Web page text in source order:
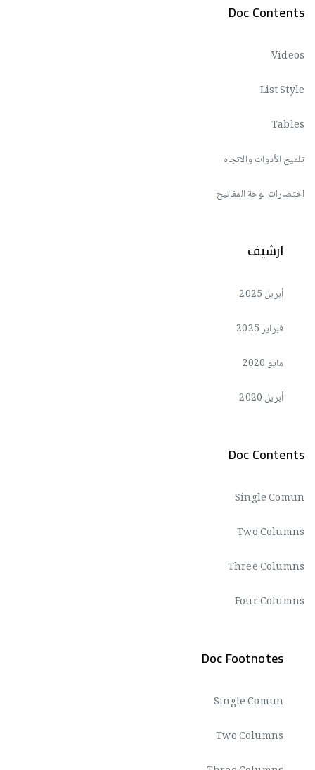
Doc Contents
Videos
List Style
Tables
تلميح الأدوات والاتجاه
اختصارات لوحة المفاتيح
ارشيف
أبريل 2025
فبراير 2025
مايو 2020
أبريل 2020
Doc Contents
Single Comun
Two Columns
Three Columns
Four Columns
Doc Footnotes
Single Comun
Two Columns